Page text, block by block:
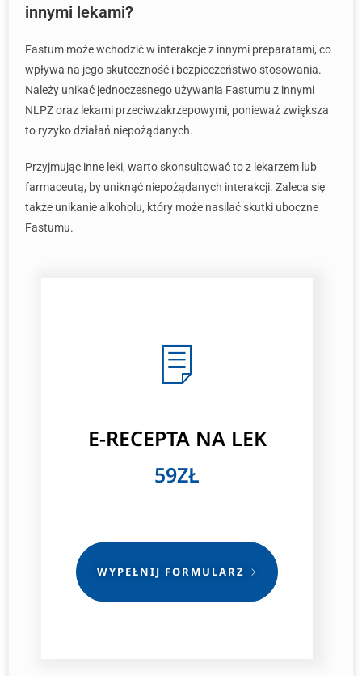
innymi lekami?
Fastum może wchodzić w interakcje z innymi preparatami, co
wpływa na jego skuteczność i bezpieczeństwo stosowania.
Należy unikać jednoczesnego używania Fastumu z innymi
NLPZ oraz lekami przeciwzakrzepowymi, ponieważ zwiększa
to ryzyko działań niepożądanych.
Przyjmując inne leki, warto skonsultować to z lekarzem lub
farmaceutą, by uniknąć niepożądanych interakcji. Zaleca się
także unikanie alkoholu, który może nasilać skutki uboczne
Fastumu.
E-RECEPTA NA LEK
59ZŁ
WYPEŁNIJ FORMULARZ